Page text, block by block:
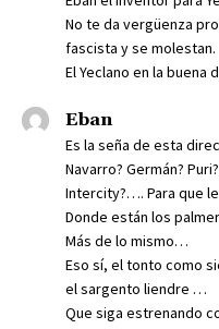
No te da vergüenza
fascista y se molestan.
El Yeclano en la buena
Eban
Es la seña de esta
Navarro? Germán?
Intercity?…. Para que
Donde están los
Más de lo mismo…
Eso sí, el tonto como
el sargento liendre …
Que siga estrenando